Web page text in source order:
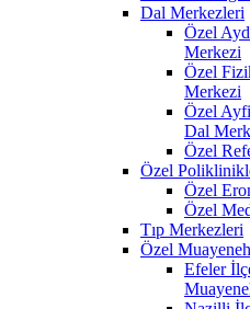
Dal Merkezleri
Özel
Merkezi
Özel
Merkezi
Özel
Dal
Özel
Özel
Özel
Özel
Tıp Merkezleri
Özel
Efeler